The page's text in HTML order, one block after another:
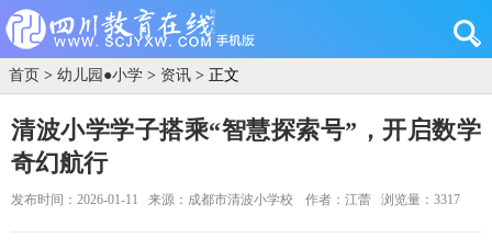
首页 > 幼儿园●小学 > 资讯 > 正文
清波小学学子搭乘“智慧探索号”，开启数学
奇幻航行
发布时间：2026-01-11 来源：成都市清波小学校 作者：江蕾 浏览量：3317